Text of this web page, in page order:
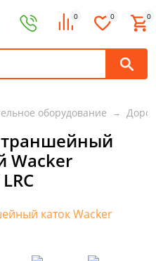
0 0 0
оборудование
Wacker